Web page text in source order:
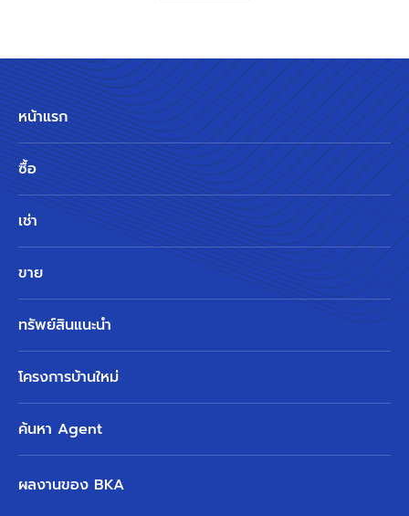
หน้าแรก
ซื้อ
เช่า
ขาย
ทรัพย์สินแนะนำ
โครงการบ้านใหม่
ค้นหา Agent
ผลงานของ BKA